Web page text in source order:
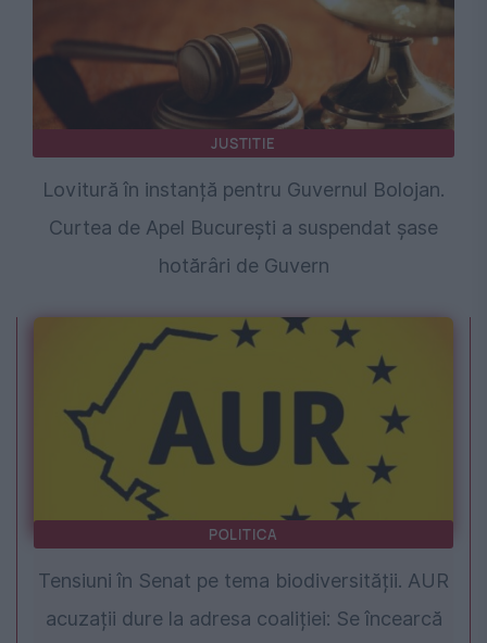
JUSTITIE
Lovitură în instanță pentru Guvernul Bolojan.
Curtea de Apel București a suspendat șase
hotărâri de Guvern
POLITICA
Tensiuni în Senat pe tema biodiversității. AUR
acuzații dure la adresa coaliției: Se încearcă